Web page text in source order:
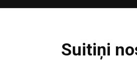
Suitiņi